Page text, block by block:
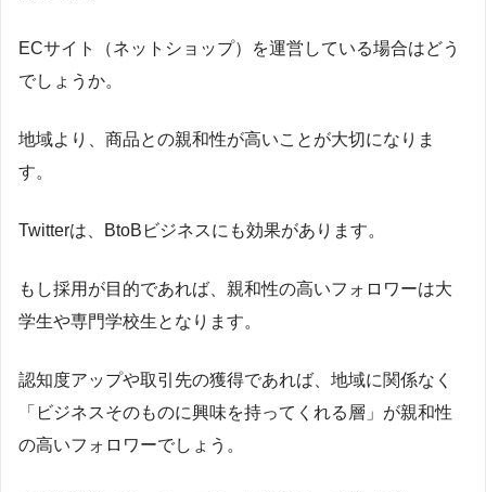
ECサイト（ネットショップ）を運営している場合はどう
でしょうか。
地域より、商品との親和性が高いことが大切になりま
す。
Twitterは、BtoBビジネスにも効果があります。
もし採用が目的であれば、親和性の高いフォロワーは大
学生や専門学校生となります。
認知度アップや取引先の獲得であれば、地域に関係なく
「ビジネスそのものに興味を持ってくれる層」が親和性
の高いフォロワーでしょう。